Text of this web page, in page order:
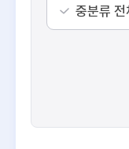
공간 정보
중분류 전